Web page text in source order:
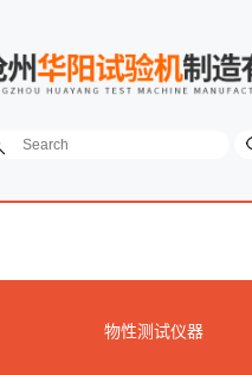
物性测试仪器